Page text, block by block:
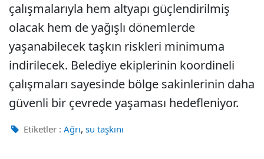
çalışmalarıyla hem altyapı güçlendirilmiş
olacak hem de yağışlı dönemlerde
yaşanabilecek taşkın riskleri minimuma
indirilecek. Belediye ekiplerinin koordineli
çalışmaları sayesinde bölge sakinlerinin daha
güvenli bir çevrede yaşaması hedefleniyor.
Etiketler : Ağrı, su taşkını